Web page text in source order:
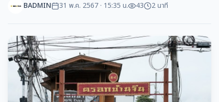
BADMIN 31 พ.ค. 2567 · 15:35 น. 43 2 นาที